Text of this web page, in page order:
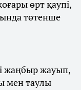
өрт қаупі,
төтенше
жаңбыр жауып,
мен таулы